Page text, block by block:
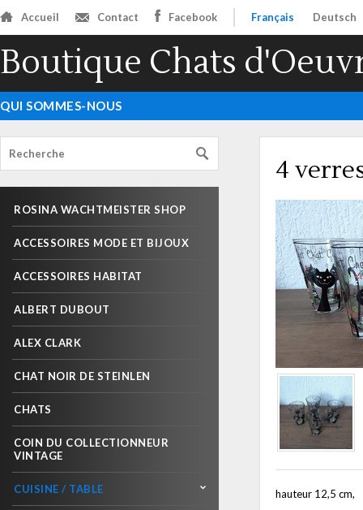
Accueil Contact Facebook Français Deutsch
Boutique Chats
QUI SOMMES-NOUS
ROSINA WACHTMEISTER SHOP
ACCESSOIRES MODE ET BIJOUX
ACCESSOIRES HABITAT
ALBERT DUBOUT
ALEX CLARK
CHAT NOIR DE STEINLEN
CHATS
COIN DU COLLECTIONNEUR
VINTAGE
CUISINE / TABLE
4
hauteur 12,5 cm,